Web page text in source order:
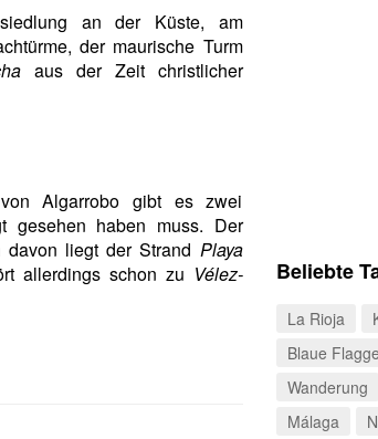
an der Küste, am
der maurische Turm
aus der Zeit christlicher
Algarrobo gibt es zwei
gesehen haben muss. Der
liegt der Strand Playa
allerdings schon zu Vélez-
Beliebte
La Rioja
Blaue Flagge
Wanderung
Málaga